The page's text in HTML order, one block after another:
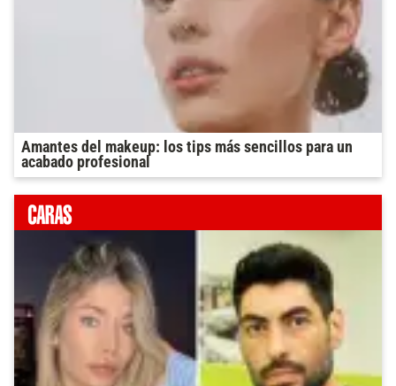
Amantes del makeup: los tips más sencillos para un
acabado profesional